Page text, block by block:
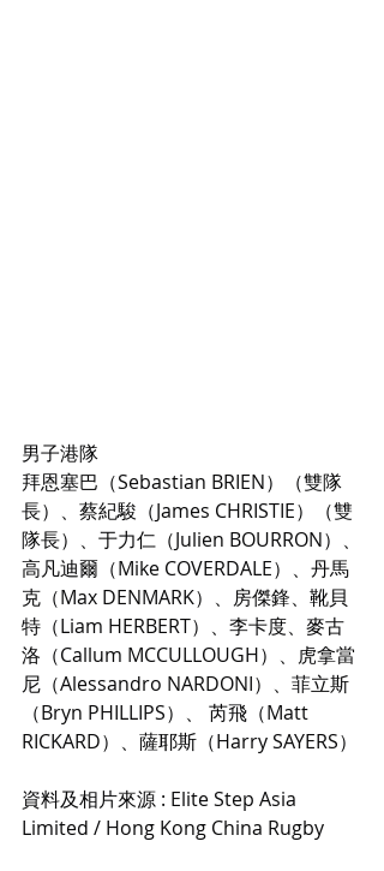
男子港隊
拜恩塞巴（Sebastian BRIEN）（雙隊
長）、蔡紀駿（James CHRISTIE）（雙
隊長）、于力仁（Julien BOURRON）、
高凡迪爾（Mike COVERDALE）、丹馬
克（Max DENMARK）、房傑鋒、靴貝
特（Liam HERBERT）、李卡度、麥古
洛（Callum MCCULLOUGH）、虎拿當
尼（Alessandro NARDONI）、菲立斯
（Bryn PHILLIPS）、 芮飛（Matt
RICKARD）、薩耶斯（Harry SAYERS）
資料及相片來源 : Elite Step Asia
Limited / Hong Kong China Rugby